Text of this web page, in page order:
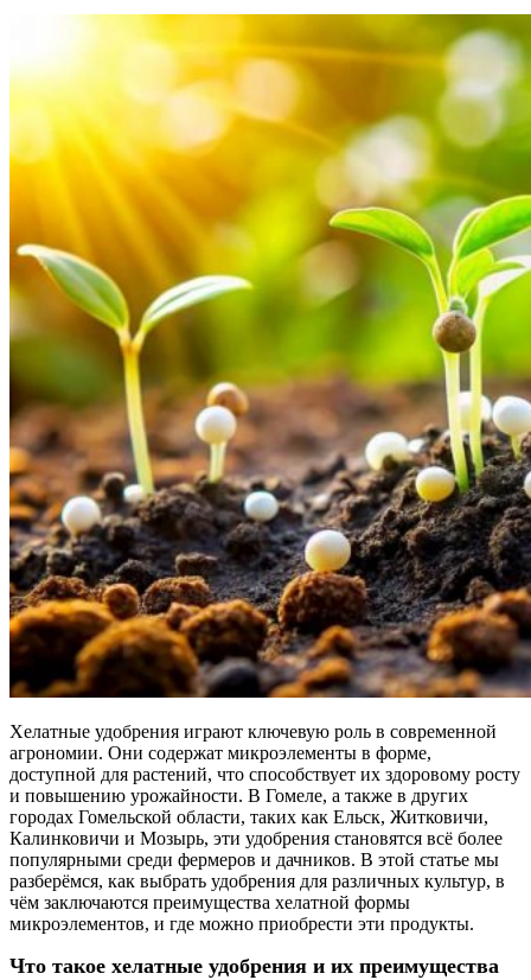
Хелатные удобрения играют ключевую роль в современной
агрономии. Они содержат микроэлементы в форме,
доступной для растений, что способствует их здоровому росту
и повышению урожайности. В Гомеле, а также в других
городах Гомельской области, таких как Ельск, Житковичи,
Калинковичи и Мозырь, эти удобрения становятся всё более
популярными среди фермеров и дачников. В этой статье мы
разберёмся, как выбрать удобрения для различных культур, в
чём заключаются преимущества хелатной формы
микроэлементов, и где можно приобрести эти продукты.
Что такое хелатные удобрения и их преимущества